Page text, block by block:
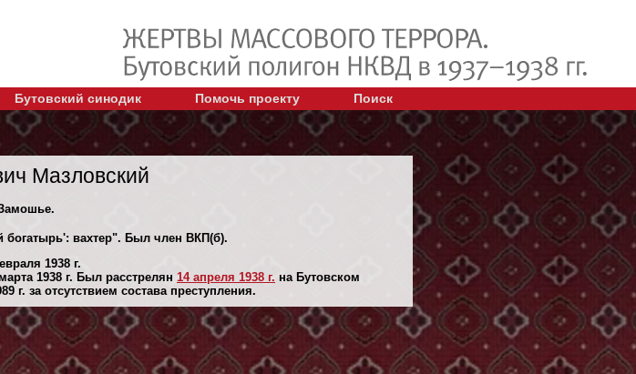
Бутовский синодик Помочь проекту Поиск
Мазловский
богатырь': вахтер". Был член ВКП(б).
1938 г.
1938 г. Был расстрелян 14 апреля 1938 г. на Бутовском
за отсутствием состава преступления.